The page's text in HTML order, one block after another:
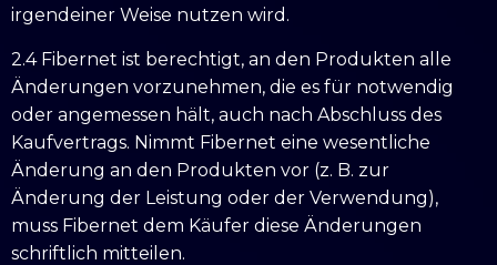
irgendeiner Weise nutzen wird.
2.4 Fibernet ist berechtigt, an den Produkten alle
Änderungen vorzunehmen, die es für notwendig
oder angemessen hält, auch nach Abschluss des
Kaufvertrags. Nimmt Fibernet eine wesentliche
Änderung an den Produkten vor (z. B. zur
Änderung der Leistung oder der Verwendung),
muss Fibernet dem Käufer diese Änderungen
schriftlich mitteilen.